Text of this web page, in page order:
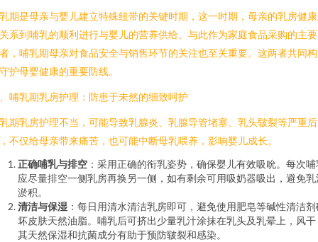
期是母亲与婴儿建立特殊纽带的关键时期，这一时期，母亲的乳房健
系到哺乳的顺利进行与婴儿的营养供给。与此作为家庭食品采购的主
，哺乳期母亲对食品安全与销售环节的关注也至关重要。这两者共同
护母婴健康的重要防线。
哺乳期乳房护理：防患于未然的细致呵护
期乳房护理不当，可能导致乳腺炎、乳腺导管堵塞、乳头皲裂等严重后
不仅给母亲带来痛苦，也可能中断母乳喂养，影响婴儿成长。
正确哺乳与排空 ：采用正确的衔乳姿势，确保婴儿有效吸吮。每次哺
应尽量排空一侧乳房再换另一侧，如有剩余可用吸奶器吸出，避免乳
淤积。
清洁与保湿 ：每日用清水清洁乳房即可，避免使用肥皂等碱性清洁剂
坏皮肤天然油脂。哺乳后可挤出少量乳汁涂抹在乳头及乳晕上，风干
其天然保湿和抗菌成分有助于预防皲裂和感染。